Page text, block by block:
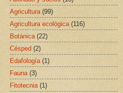
Agricultura (99)
Agricultura ecológica (116)
Botánica (22)
Césped (2)
Edafología (1)
Fauna (3)
Fitotecnia (1)